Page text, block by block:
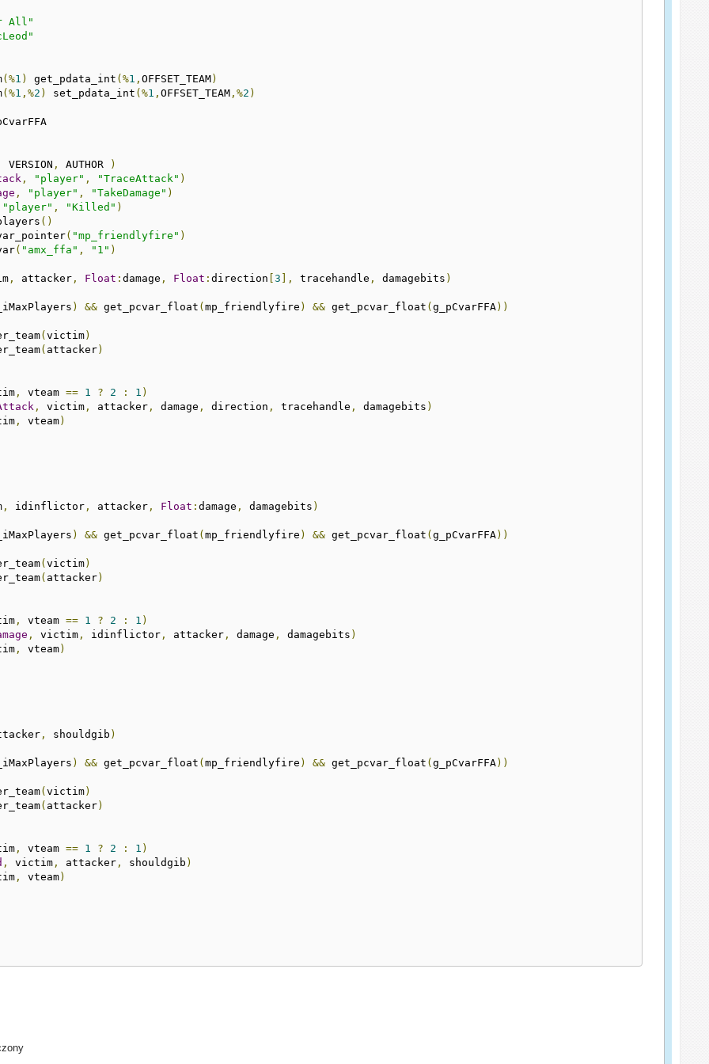
All"
(%1 ) get_pdata_int (%1 ,OFFSET_TEAM)
(%1 ,%2 ) set_pdata_int (%1 ,OFFSET_TEAM ,%2 )
VERSION , AUTHOR
)
, "player" , "TraceAttack" )
, "player" , "TakeDamage" )
"player" , "Killed" )
()
( "mp_friendlyfire" )
( "amx_ffa" , "1" )
, attacker , Float :damage , Float :direction [3 ], tracehandle , damagebits )
) && get_pcvar_float (mp_friendlyfire ) && get_pcvar_float (g_pCvarFFA))
(victim)
( attacker)
, vteam == 1 ? 2 : 1 )
, victim , attacker , damage , direction , tracehandle , damagebits )
, vteam)
, idinflictor , attacker , Float :damage , damagebits )
) && get_pcvar_float (mp_friendlyfire ) && get_pcvar_float (g_pCvarFFA))
(victim)
( attacker)
, vteam == 1 ? 2 : 1 )
, victim , idinflictor , attacker , damage , damagebits )
, vteam)
, shouldgib )
) && get_pcvar_float (mp_friendlyfire ) && get_pcvar_float (g_pCvarFFA))
(victim)
( attacker)
, vteam == 1 ? 2 : 1 )
, victim , attacker , shouldgib )
, vteam)